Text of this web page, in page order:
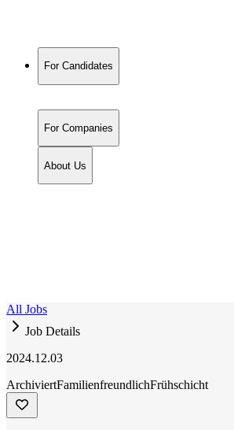
For Candidates
For Companies
About Us
All Jobs
Job Details
2024.12.03
ArchiviertFamilienfreundlichFrühschicht